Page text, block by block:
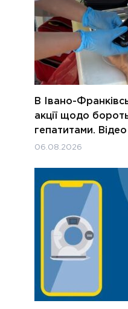
В Івано-
акції щодо
гепатитами. Відео
06.08.2026